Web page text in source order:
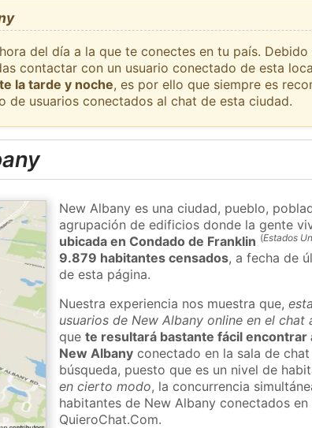
del día a la que te conectes en tu país.
contactar con un usuario conectado de esta
la tarde y noche, es por ello que siempre es
de usuarios conectados al chat de esta ciudad.
New Albany es una ciudad, pueblo,
agrupación de edificios donde la gente
ubicada en Condado de Franklin (Estados
9.879 habitantes censados, a fecha de
de esta página.
Nuestra experiencia nos muestra que,
usuarios de New Albany online en el chat
quete resultará bastante fácil encontrar
New Albany conectado en la sala de
búsqueda, puesto que es un nivel de
en cierto modo, la concurrencia
habitantes de New Albany conectados
QuieroChat.Com.